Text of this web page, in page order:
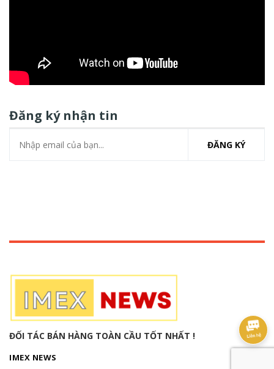
Đăng ký nhận tin
ĐĂNG KÝ
ĐỐI TÁC BÁN HÀNG TOÀN CẦU TỐT NHẤT !
IMEX NEWS